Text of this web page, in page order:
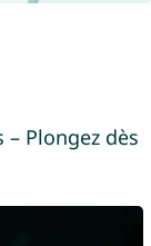
Plongez dès